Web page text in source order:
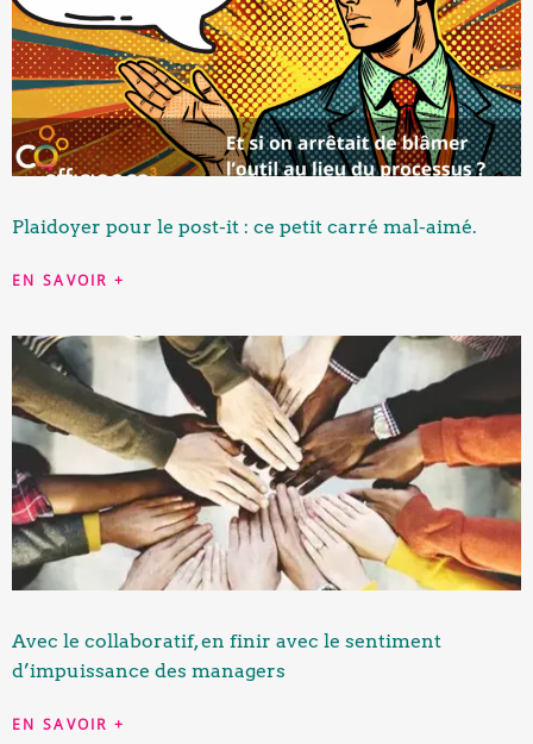
Plaidoyer pour le post-it : ce petit carré mal-aimé.
EN SAVOIR +
Avec le collaboratif, en finir avec le sentiment
d’impuissance des managers
EN SAVOIR +